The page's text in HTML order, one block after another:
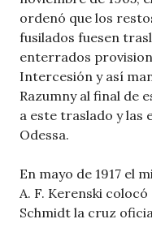
ordenó que los
fusilados fuesen
enterrados
Intercesión y así
Razumny al final de
a este traslado y las
Odessa.
En mayo de 1917 el
A. F. Kerenski
Schmidt la cruz